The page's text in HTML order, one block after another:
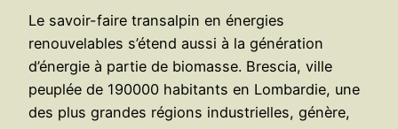
Le savoir-faire transalpin en énergies
renouvelables s’étend aussi à la génération
d’énergie à partie de biomasse. Brescia, ville
peuplée de 190000 habitants en Lombardie, une
des plus grandes régions industrielles, génère,